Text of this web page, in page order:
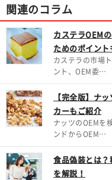
関連のコラム
カステラOEM
ためのポイント
カステラの市場
ント、OEM委…
【完全版】ナ
カーもご紹介
ナッツのOEMを
ンドからOEM…
食品偽装とは
を解説！